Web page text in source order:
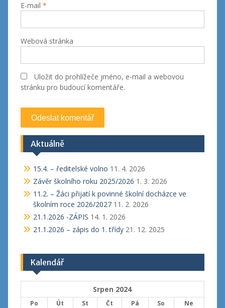
E-mail *
Webová stránka
Uložit do prohlížeče jméno, e-mail a webovou
stránku pro budoucí komentáře.
Aktuálně
15.4. – ředitelské volno 11. 4. 2026
Závěr školního roku 2025/2026 1. 3. 2026
11.2. – Žáci přijatí k povinné školní docházce ve
školním roce 2026/2027 11. 2. 2026
21.1.2026 -ZÁPIS 14. 1. 2026
21.1.2026 – zápis do 1. třídy 21. 12. 2025
Kalendář
Srpen 2024
Po Út St Čt Pá So
Ne